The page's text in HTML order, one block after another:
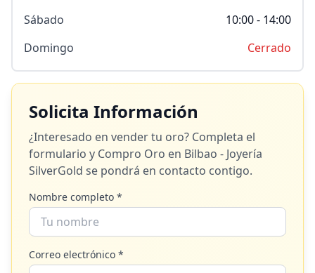
Sábado
10:00 - 14:00
Domingo
Cerrado
Solicita Información
¿Interesado en vender tu oro? Completa el
formulario y Compro Oro en Bilbao - Joyería
SilverGold se pondrá en contacto contigo.
Nombre completo *
Correo electrónico *